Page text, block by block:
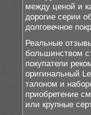
между ценой и
дорогие серии
долговечное
Реальные
большинством
покупатели
оригинальный
талоном и
приобретение
или крупные